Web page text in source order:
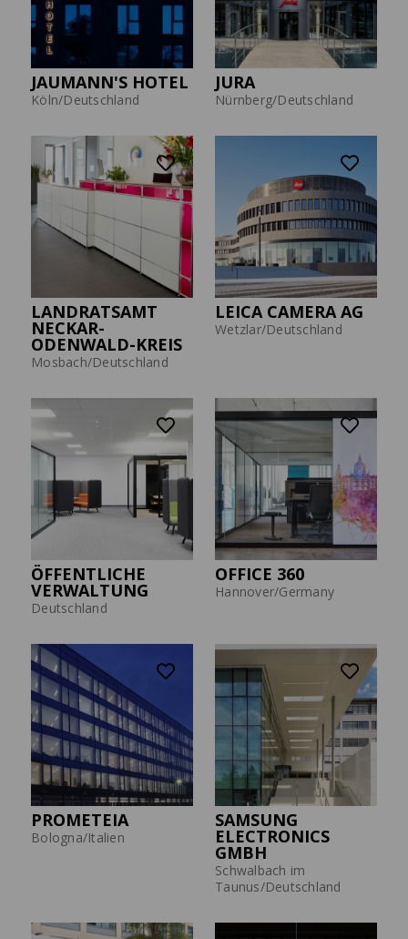
JAUMANN'S HOTEL
Köln/Deutschland
JURA
Nürnberg/Deutschland
LANDRATSAMT
NECKAR-
ODENWALD-KREIS
Mosbach/Deutschland
LEICA CAMERA AG
Wetzlar/Deutschland
ÖFFENTLICHE
VERWALTUNG
Deutschland
OFFICE 360
Hannover/Germany
PROMETEIA
Bologna/Italien
SAMSUNG
ELECTRONICS
GMBH
Schwalbach im
Taunus/Deutschland